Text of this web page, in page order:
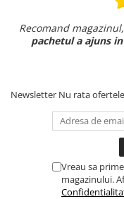
Recomand
pachetul a ajuns
Newsletter Nu rata
Vreau sa
magazinului.